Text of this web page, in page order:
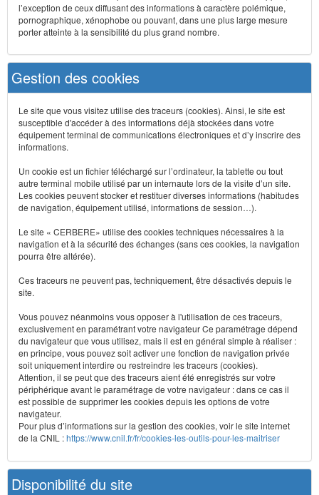
l’exception de ceux diffusant des informations à caractère polémique,
pornographique, xénophobe ou pouvant, dans une plus large mesure
porter atteinte à la sensibilité du plus grand nombre.
Gestion des cookies
Le site que vous visitez utilise des traceurs (cookies). Ainsi, le site est
susceptible d'accéder à des informations déjà stockées dans votre
équipement terminal de communications électroniques et d’y inscrire des
informations.
Un cookie est un fichier téléchargé sur l’ordinateur, la tablette ou tout
autre terminal mobile utilisé par un internaute lors de la visite d’un site.
Les cookies peuvent stocker et restituer diverses informations (habitudes
de navigation, équipement utilisé, informations de session…).
Le site « CERBERE» utilise des cookies techniques nécessaires à la
navigation et à la sécurité des échanges (sans ces cookies, la navigation
pourra être altérée).
Ces traceurs ne peuvent pas, techniquement, être désactivés depuis le
site.
Vous pouvez néanmoins vous opposer à l'utilisation de ces traceurs,
exclusivement en paramétrant votre navigateur Ce paramétrage dépend
du navigateur que vous utilisez, mais il est en général simple à réaliser :
en principe, vous pouvez soit activer une fonction de navigation privée
soit uniquement interdire ou restreindre les traceurs (cookies).
Attention, il se peut que des traceurs aient été enregistrés sur votre
périphérique avant le paramétrage de votre navigateur : dans ce cas il
est possible de supprimer les cookies depuis les options de votre
navigateur.
Pour plus d’informations sur la gestion des cookies, voir le site internet
de la CNIL :https://www.cnil.fr/fr/cookies-les-outils-pour-les-maitriser
Disponibilité du site